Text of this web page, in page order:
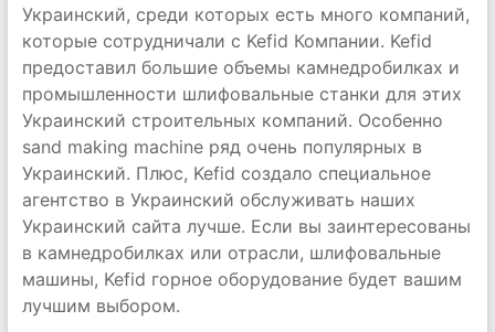
Украинский, среди которых есть много компаний,
которые сотрудничали с Kefid Компании. Kefid
предоставил большие объемы камнедробилках и
промышленности шлифовальные станки для этих
Украинский строительных компаний. Особенно
sand making machine ряд очень популярных в
Украинский. Плюс, Kefid создало специальное
агентство в Украинский обслуживать наших
Украинский сайта лучше. Если вы заинтересованы
в камнедробилках или отрасли, шлифовальные
машины, Kefid горное оборудование будет вашим
лучшим выбором.